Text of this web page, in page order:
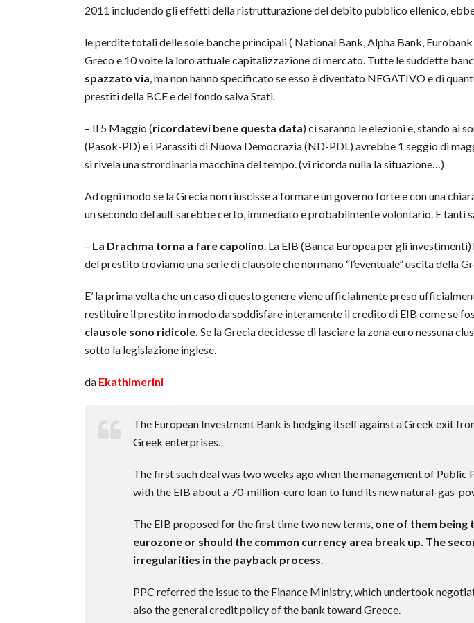
2011 includendo gli effetti della ristrutturazione del debito pubblico ellenico,
le perdite totali delle sole banche principali ( National Bank, Alpha Bank,
Greco e 10 volte la loro attuale capitalizzazione di mercato. Tutte le suddette
spazzato via, ma non hanno specificato se esso è diventato NEGATIVO e di
prestiti della BCE e del fondo salva Stati.
– Il 5 Maggio (ricordatevi bene questa data) ci saranno le elezioni e, stando ai
(Pasok-PD) e i Parassiti di Nuova Democrazia (ND-PDL) avrebbe 1 seggio di
si rivela una strordinaria macchina del tempo. (vi ricorda nulla la situazione…)
Ad ogni modo se la Grecia non riuscisse a formare un governo forte e con una
un secondo default sarebbe certo, immediato e probabilmente volontario. E tanti
– La Drachma torna a fare capolino. La EIB (Banca Europea per gli
del prestito troviamo una serie di clausole che normano “l’eventuale” uscita della
E’ la prima volta che un caso di questo genere viene ufficialmente preso
restituire il prestito in modo da soddisfare interamente il credito di EIB come se
clausole sono ridicole. Se la Grecia decidesse di lasciare la zona euro nessuna
sotto la legislazione inglese.
da Ekathimerini
The European Investment Bank is hedging itself against a Greek exit
Greek enterprises.
The first such deal was two weeks ago when the management of
with the EIB about a 70-million-euro loan to fund its new natural-gas-
The EIB proposed for the first time two new terms, one of them being
eurozone or should the common currency area break up. The
irregularities in the payback process.
PPC referred the issue to the Finance Ministry, which undertook
also the general credit policy of the bank toward Greece.